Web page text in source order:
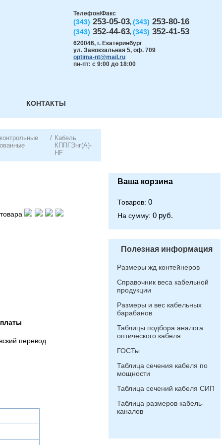
Телефон/Факс
(343) 253-05-03, (343) 253-80-16
(343) 352-44-63, (343) 352-41-53
620046, г. Екатеринбург
ул. Завокзальная 5, оф. 709
optima-nt@mail.ru
пн-пт: с 9:00 до 18:00
КОНТАКТЫ
/ Кабель
КППГЭнг(А)-
HF
перевод
Ваша корзина
Товаров: 0
На сумму: 0 руб.
Полезная информация
Размеры жд контейнеров
Справочник веса кабельной
продукции
Размеры и вес кабельных
барабанов
Таблицы подбора аналога
оптического кабеля
ГОСТы
Таблица сечения кабеля по
мощности
Таблица сечений кабеля СИП
Таблица размеров кабель-
каналов